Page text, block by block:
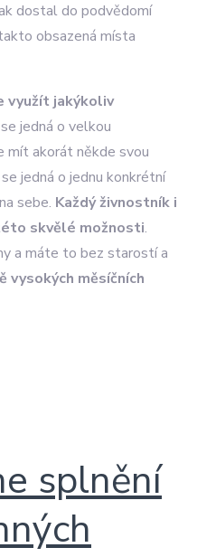
dostal do podvědomí
obsazená místa
využít jakýkoliv
jedná o velkou
akorát někde svou
jedná o jednu konkrétní
sebe. Každý živnostník i
skvělé možnosti.
a máte to bez starostí a
vysokých měsíčních
splnění